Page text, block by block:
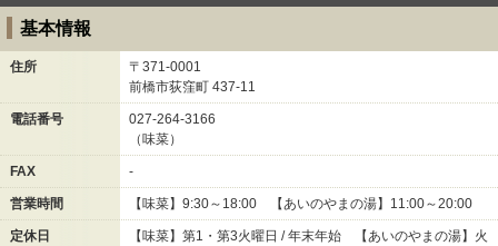
基本情報
住所
〒371-0001
前橋市荻窪町 437-11
電話番号
027-264-3166
（味菜）
FAX -
営業時間 【味菜】9:30～18:00 【あいのやまの湯】11:00～20:00
定休日
【味菜】第1・第3火曜日 / 年末年始 【あいのやまの湯】火